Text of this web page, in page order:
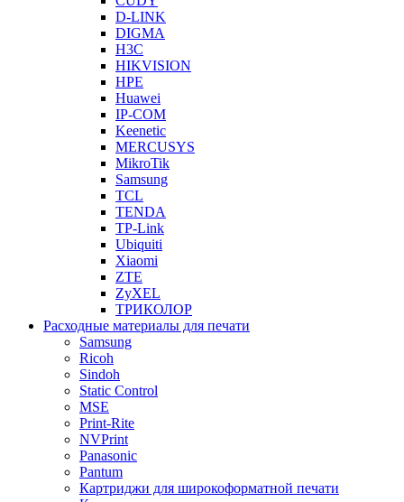
D-LINK
DIGMA
H3C
HIKVISION
HPE
Huawei
IP-COM
Keenetic
MERCUSYS
MikroTik
Samsung
TCL
TENDA
TP-Link
Ubiquiti
Xiaomi
ZTE
ZyXEL
ТРИКОЛОР
Расходные материалы для печати
Samsung
Ricoh
Sindoh
Static Control
MSE
Print-Rite
NVPrint
Panasonic
Pantum
Картриджи для широкоформатной печати